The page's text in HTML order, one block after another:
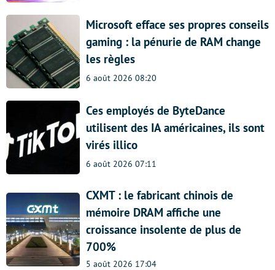
Microsoft efface ses propres conseils
gaming : la pénurie de RAM change
les règles
6 août 2026 08:20
Ces employés de ByteDance
utilisent des IA américaines, ils sont
virés illico
6 août 2026 07:11
CXMT : le fabricant chinois de
mémoire DRAM affiche une
croissance insolente de plus de
700%
5 août 2026 17:04